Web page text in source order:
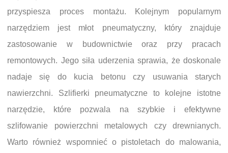
przyspiesza proces montażu. Kolejnym popularnym
narzędziem jest młot pneumatyczny, który znajduje
zastosowanie w budownictwie oraz przy pracach
remontowych. Jego siła uderzenia sprawia, że doskonale
nadaje się do kucia betonu czy usuwania starych
nawierzchni. Szlifierki pneumatyczne to kolejne istotne
narzędzie, które pozwala na szybkie i efektywne
szlifowanie powierzchni metalowych czy drewnianych.
Warto również wspomnieć o pistoletach do malowania,